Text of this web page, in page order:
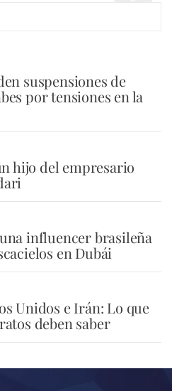
suspensiones de
por tensiones en la
hijo del empresario
influencer brasileña
en Dubái
Unidos e Irán: Lo que
deben saber